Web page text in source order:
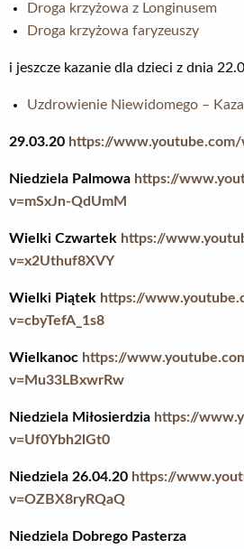
Droga krzyżowa z Longinusem
Droga krzyżowa faryzeuszy
i jeszcze kazanie dla dzieci z dnia
Uzdrowienie Niewidomego –
29.03.20 https://www.youtube.com/
Niedziela Palmowa https://
v=mSxJn-QdUmM
Wielki Czwartek https://
v=x2Uthuf8XVY
Wielki Piątek https://
v=cbyTefA_1s8
Wielkanoc https://
v=Mu33LBxwrRw
Niedziela Miłosierdzia https://
v=Uf0Ybh2lGt0
Niedziela 26.04.20 https://
v=OZBX8ryRQaQ
Niedziela Dobrego Pasterza